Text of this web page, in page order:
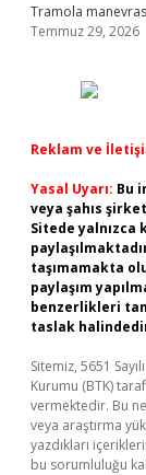
Tramola
Temmuz 29, 2026
Reklam ve
Yasal Uyarı: Bu
veya şahıs
Sitede yalnızca
taşımamakta
paylaşım
benzerlikleri
taslak
Sitemiz, 5651
Kurumu (BTK)
vermektedir. Bu
veya araştırma
yazdıkları
bu sorumluluğu